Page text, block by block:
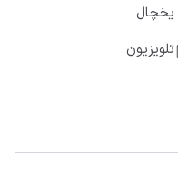
یخچال
تلویزیون